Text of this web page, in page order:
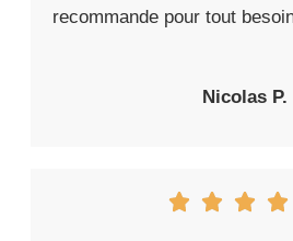
recommande pour tout
Nicolas P.